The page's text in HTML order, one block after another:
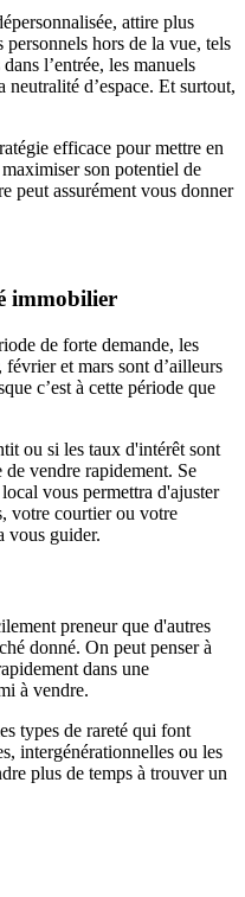
attire plus
personnels hors de la vue, tels
l’entrée, les manuels
neutralité d’espace. Et surtout,
efficace pour mettre en
son potentiel de
peut assurément vous donner
immobilier
de forte demande, les
et mars sont d’ailleurs
c’est à cette période que
ou si les taux d'intérêt sont
vendre rapidement. Se
vous permettra d'ajuster
votre courtier ou votre
vous guider.
preneur que d'autres
donné. On peut penser à
dans une
à vendre.
types de rareté qui font
intergénérationnelles ou les
plus de temps à trouver un